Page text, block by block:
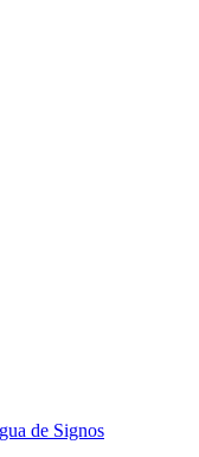
de Signos